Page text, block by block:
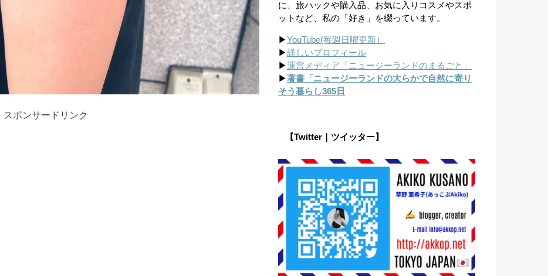
スポンサードリンク
に、旅ハックや購入品、お気に入りコスメやスポ
ットなど、私の「好き」を綴っています。
▶︎YouTube(毎週日曜更新）
▶︎詳しいプロフィール
▶︎運営メディア「ニュージーランドのまるごと」
▶︎著書「ニュージーランドの大らかで自然に寄り
そう暮らし365日
【Twitter｜ツイッター】